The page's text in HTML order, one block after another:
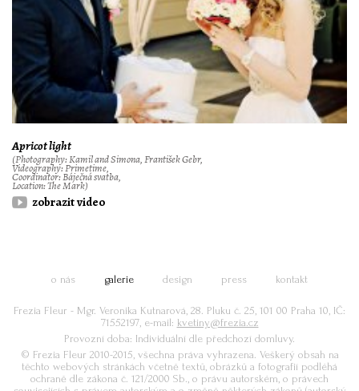
Apricot light
(Photography: Kamil and Simona, František Gebr,
Videography: Primetime,
Coordinator: Báječná svatba,
Location: The Mark)
zobrazit video
o nás galerie design press kontakt
Frezia Fleur - Mgr. Veronika Kutnarová, 28. Pluku č. 25, 101 00 Praha 10, IČ:
71552197, e-mail: kvetiny@frezia.cz
Provozní doba: Individuální dle předchozí domluvy.
© Frezia Fleur 2010-2015, všechna práva vyhrazena. Veškerý obsah na
těchto webových stránkách včetně textů, obrázků a fotografií podléhá
ochraně dle zákona č. 121/2000 Sb., o právu autorském, o právech